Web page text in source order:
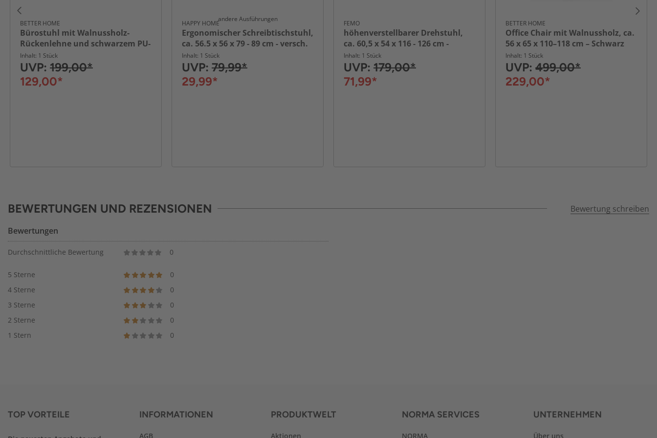
BETTER HOME
Bürostuhl mit Walnussholz-
Rückenlehne und schwarzem PU-
Leder, ca. 52 x 52 x 80–92 cm –
Schwarz
Inhalt: 1 Stück
UVP: 199,00*
129,00*
andere Ausführungen
HAPPY HOME
Ergonomischer Schreibtischstuhl,
ca. 56.5 x 56 x 79 - 89 cm - versch.
Farben\n
Inhalt: 1 Stück
UVP: 79,99*
29,99*
FEMO
höhenverstellbarer Drehstuhl,
ca. 60,5 x 54 x 116 - 126 cm -
Grau/Schwarz
Inhalt: 1 Stück
UVP: 179,00*
71,99*
BETTER HOME
Office Chair mit Walnussholz, ca.
56 x 65 x 110–118 cm – Schwarz
Inhalt: 1 Stück
UVP: 499,00*
229,00*
BEWERTUNGEN UND REZENSIONEN Bewertung schreiben
Bewertungen
Durchschnittliche Bewertung 0
5 Sterne
0
4 Sterne
0
3 Sterne
0
2 Sterne
0
1 Stern
0
TOP VORTEILE INFORMATIONEN
AGB
PRODUKTWELT
Aktionen
NORMA SERVICES
NORMA
UNTERNEHMEN
Über uns